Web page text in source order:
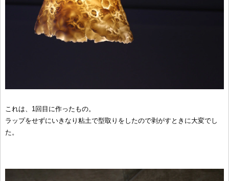
これは、1回目に作ったもの。
ラップをせずにいきなり粘土で型取りをしたので剥がすときに大変でし
た。